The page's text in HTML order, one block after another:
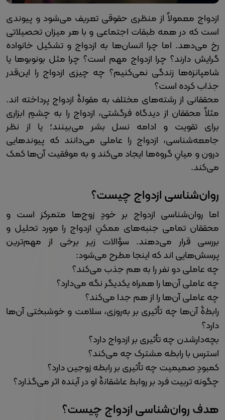
ازدواج معمولاً از منظری حقوقی تعریف می‌شود و پیوندی
است که در همه طبقات اجتماعی و با هر میزان تحصیلاتی
رخ می‌دهد. اما چرا انسان‌ها به ازدواج و تشکیل خانواده
گرایش دارند؟ چرا ازدواج مهم است؟ چرا مثل بونوبوها یا
شامپانزه‌ها زندگی نمی‌کنیم؟ چه چیزی ازدواج را این‌قدر
جذاب کرده است؟
محققانی از رشته‌های مختلف به مقولۀ ازدواج پرداخته اند.
مثلاً محققان از دیدگاه فرگشتی، ازدواج را به چشمِ ابزاری
برای تقویت و ادامه نسل بشر می‌بینند؛ یا از نظر
جامعه‌شناسی، ازدواج را عاملی می‌دانند که پیوندهایی
درون و میانِ گروه‌ها ایجاد می‌کند و به موفقیت آن‌ها کمک
می‌کند.
روان‌شناسی ازدواج چیست؟
اما روان‌شناسی ازدواج بر خودِ زوج‌ها متمرکز است و
محققان تمامی جنبه‌های ممکنِ ازدواج را مورد تحلیل و
بررسی قرار می‌دهند. سؤالات زیر برخی از مهم‌ترین
پرسش‌هایی اند که اینجا مطرح می‌شود:
چه عاملی دو نفر را به هم جذب می‌کند؟
چه عاملی آن‌ها را همراه یکدیگر نگه می‌دارد؟
چه عاملی آن‌ها را از هم جدا می‌کند؟
رابطۀ آن‌ها چه تأثیری بر به‌روزی، سلامت و خوشبختی آن‌ها
دارد؟
بچه‌دارشدن چه تأثیری بر ازدواج دارد؟
استرس با رابطه مشترک چه می‌کند؟
کمبودِ صمیمیت چه تأثیری بر رابطه زوجین دارد؟
چگونه تربیت فرد بر روابط عاشقانۀ او در آینده اثر می‌گذارد؟
هدف روان‌شناسی ازدواج چیست؟